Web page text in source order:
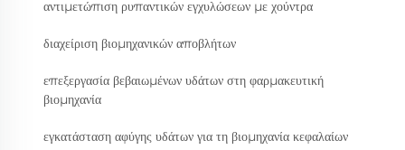
αντιμετώπιση ρυπαντικών εγχυλώσεων με χούντρα
διαχείριση βιομηχανικών αποβλήτων
επεξεργασία βεβαιωμένων υδάτων στη φαρμακευτική
βιομηχανία
εγκατάσταση αφύγης υδάτων για τη βιομηχανία κεφαλαίων